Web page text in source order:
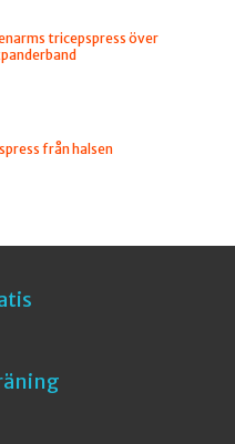
tricepspress över
från halsen